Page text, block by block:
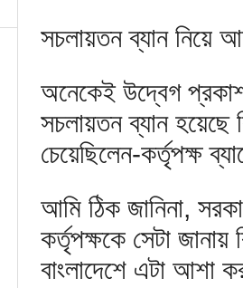
সচলায়তন ব্যান নিয়ে
অনেকেই উদ্বেগ
সচলায়তন ব্যান
চেয়েছিলেন-কর্তৃপক্ষ
আমি ঠিক জানিনা,
কর্তৃপক্ষকে সেটা
বাংলাদেশে এটা আশা